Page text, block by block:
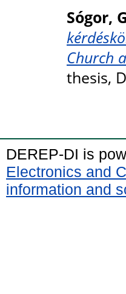
Sógor,
Church
thesis,
DEREP-DI is
Electronics and
information and